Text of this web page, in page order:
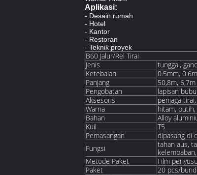
Aplikasi:
- Desain rumah
- Hotel
- Kantor
- Restoran
- Teknik proyek
B60 Jalur/Rel Tirai
Jenis
tunggal,
Ketebalan
0.5mm,
Panjang
50,8m, 6,7m
Pengobatan
lapisan
Aksesoris
penjaga
Warna
hitam,
Bahan
Alloy
Kuil
T5
Pemasangan
dipasang di
Fungsi
tahan aus,
Metode Paket
Film
Paket
20 pcs/